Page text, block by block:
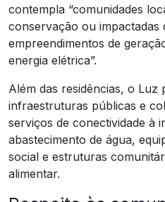
contempla “comunidades
conservação ou impactadas
empreendimentos de
energia elétrica”.
Além das residências, o Luz
infraestruturas públicas e
serviços de conectividade à
abastecimento de água,
social e estruturas
alimentar.